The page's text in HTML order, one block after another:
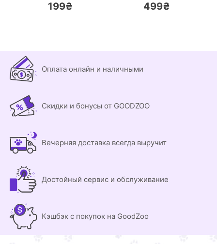
199₴ 499₴
Оплата онлайн и наличными
Скидки и бонусы от GOODZOO
Вечерняя доставка всегда выручит
Достойный сервис и обслуживание
Кэшбэк с покупок на GoodZoo